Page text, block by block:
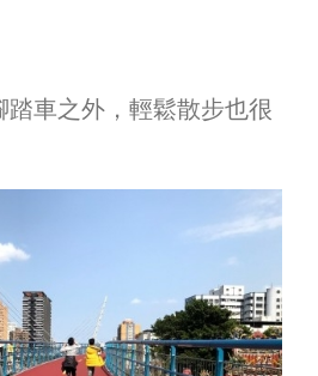
踏車之外，輕鬆散步也很